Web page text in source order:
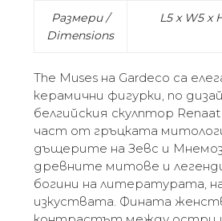
Размери /
Dimensions
L5 x W5 x
The Muses на Gardeco са
керамични фигурки, по
белгийския скулптор Renaat
част от гръцката
дъщерите на Зевс и
древните митове и
богини на литературата,
изкуствата. Фината